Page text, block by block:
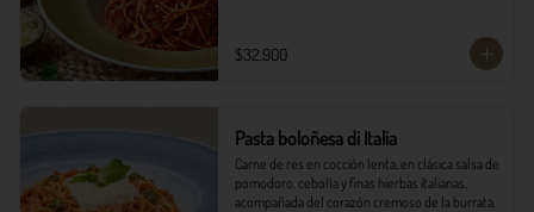
$32.900
Pasta boloñesa di Italia
Carne de res en cocción lenta, en clásica salsa de
pomodoro, cebolla y finas hierbas italianas,
acompañada del corazón cremoso de la burrata.